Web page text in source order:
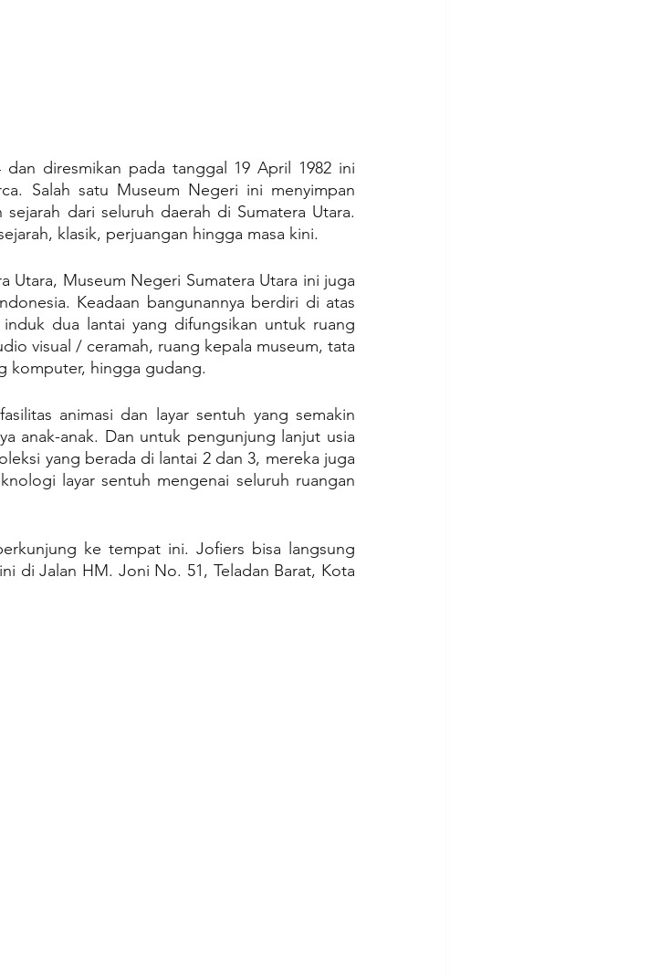
diresmikan pada tanggal 19 April 1982 ini
Salah satu Museum Negeri ini menyimpan
dari seluruh daerah di Sumatera Utara.
klasik, perjuangan hingga masa kini.
Utara, Museum Negeri Sumatera Utara ini juga
Keadaan bangunannya berdiri di atas
dua lantai yang difungsikan untuk ruang
visual / ceramah, ruang kepala museum, tata
komputer, hingga gudang.
animasi dan layar sentuh yang semakin
anak-anak. Dan untuk pengunjung lanjut usia
yang berada di lantai 2 dan 3, mereka juga
layar sentuh mengenai seluruh ruangan
ke tempat ini. Jofiers bisa langsung
di Jalan HM. Joni No. 51, Teladan Barat, Kota